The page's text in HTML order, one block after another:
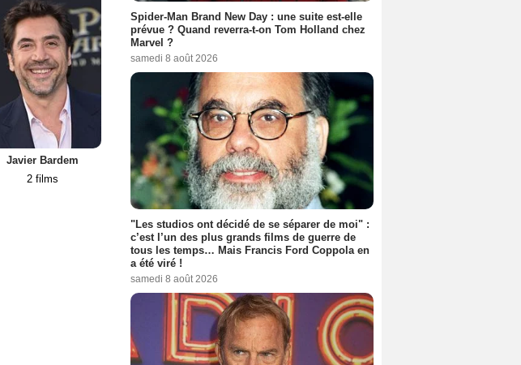
Javier Bardem
2 films
Federico Scribani
2 films
Astrid Meloni
1 film et 1 série
Spider-Man Brand New Day : une suite est-elle
prévue ? Quand reverra-t-on Tom Holland chez
Marvel ?
samedi 8 août 2026
"Les studios ont décidé de se séparer de moi" :
c’est l’un des plus grands films de guerre de
tous les temps… Mais Francis Ford Coppola en
a été viré !
samedi 8 août 2026